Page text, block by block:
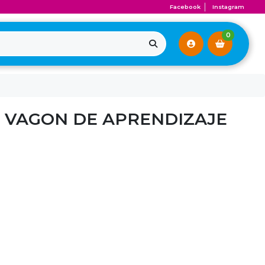
Facebook Instagram
0
DE APRENDIZAJE